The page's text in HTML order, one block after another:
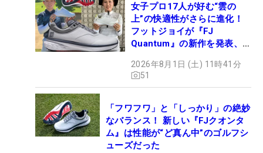
女子プロ17人が好む“雲の
上”の快適性がさらに進化！
フットジョイが『FJ
Quantum』の新作を発表、8
2026年8月1日 (土) 11時41分
51
「フワフワ」と「しっかり」の絶妙
なバランス！ 新しい『FJクオンタ
ム』は性能が“ど真ん中”のゴルフシ
ューズだった